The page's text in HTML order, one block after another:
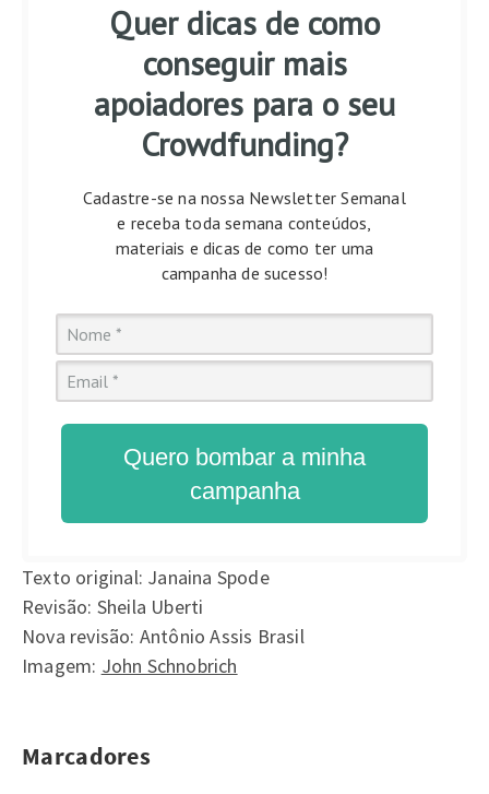
Quer dicas de como
conseguir mais
apoiadores para o seu
Crowdfunding?
Cadastre-se na nossa Newsletter Semanal
e receba toda semana conteúdos,
materiais e dicas de como ter uma
campanha de sucesso!
Quero bombar a minha
campanha
Texto original: Janaina Spode
Revisão: Sheila Uberti
Nova revisão: Antônio Assis Brasil
Imagem: John Schnobrich
Marcadores